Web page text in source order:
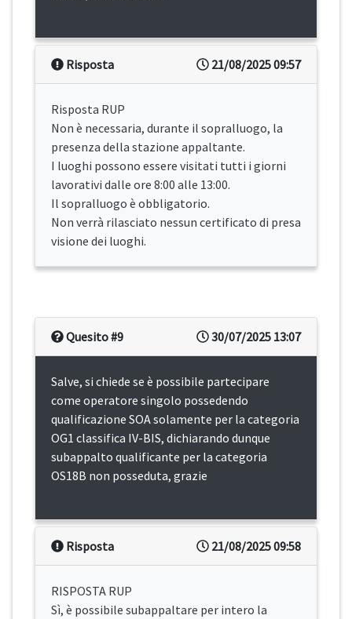
21/08/2025 09:57
Risposta
Risposta RUP
Non è necessaria, durante il sopralluogo, la
presenza della stazione appaltante.
I luoghi possono essere visitati tutti i giorni
lavorativi dalle ore 8:00 alle 13:00.
Il sopralluogo è obbligatorio.
Non verrà rilasciato nessun certificato di presa
visione dei luoghi.
30/07/2025 13:07
Quesito #9
Salve, si chiede se è possibile partecipare
come operatore singolo possedendo
qualificazione SOA solamente per la categoria
OG1 classifica IV-BIS, dichiarando dunque
subappalto qualificante per la categoria
OS18B non posseduta, grazie
21/08/2025 09:58
Risposta
RISPOSTA RUP
Sì, è possibile subappaltare per intero la